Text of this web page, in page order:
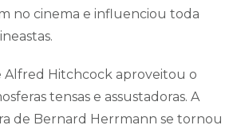
no cinema e influenciou toda
Alfred Hitchcock aproveitou o
tensas e assustadoras. A
de Bernard Herrmann se tornou